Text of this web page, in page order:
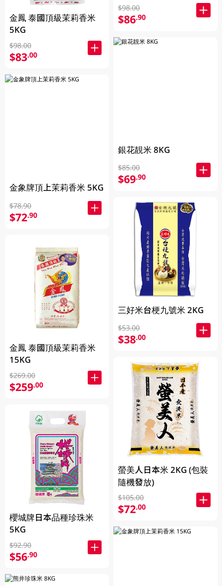
金鳳 泰國頂級茉莉香米
5KG
$98.00
$83.00
金象牌頂上茉莉香米 5KG
$78.90
$72.90
金鳳 泰國頂級茉莉香米
15KG
$269.00
$259.00
櫻城牌日本品種珍珠米
5KG
$92.90
$56.90
$98.00
$86.90
銀花靚米 8KG
$85.00
$69.90
三好米台梗九號米 2KG
$53.00
$38.00
螢美人日本米 2KG (包裝
隨機發放)
$105.00
$72.00